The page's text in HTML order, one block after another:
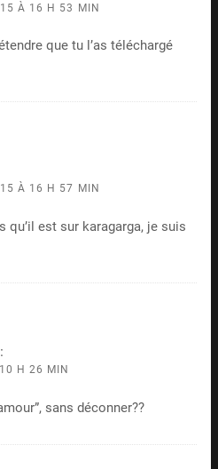
À 16 H 53 MIN
que tu l’as téléchargé
À 16 H 57 MIN
qu’il est sur karagarga, je suis
H 26 MIN
sans déconner??